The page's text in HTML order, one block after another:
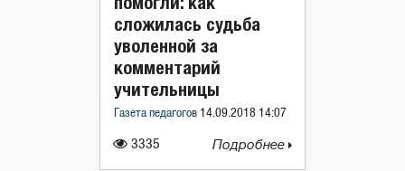
3335
сложилась судьба
уволенной за
комментарий
учительницы
Газета педагогов 14.09.2018 14:07
Подробнее